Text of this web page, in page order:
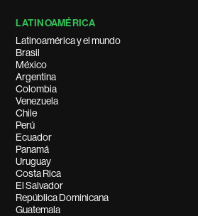
LATINOAMÉRICA
Latinoamérica y el mundo
Brasil
México
Argentina
Colombia
Venezuela
Chile
Perú
Ecuador
Panamá
Uruguay
Costa Rica
El Salvador
República Dominicana
Guatemala